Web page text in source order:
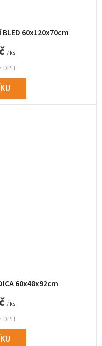
60x120x70cm
DPH
/ ks
60x48x92cm
DPH
/ ks